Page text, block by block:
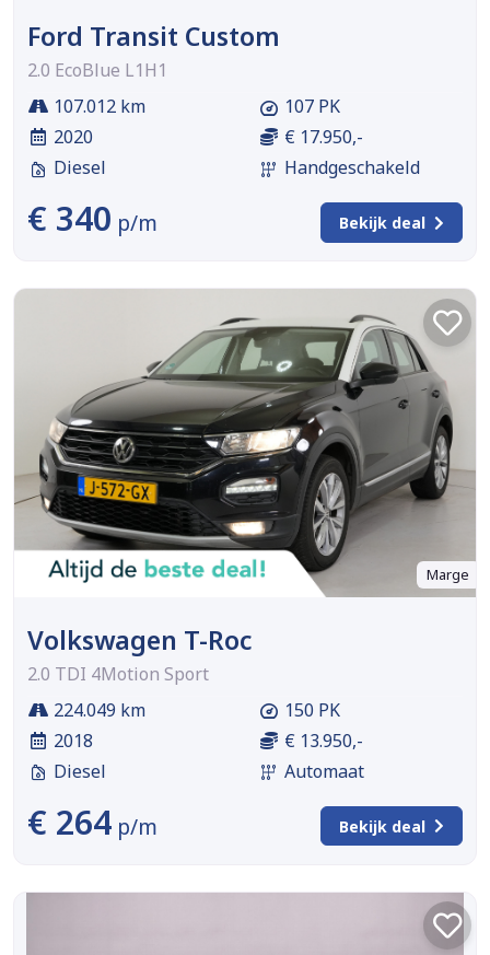
Ford Transit Custom
2.0 EcoBlue L1H1
107.012 km
2020
Diesel
107 PK
€ 17.950,-
Handgeschakeld
€ 340 p/m Bekijk deal
Marge
Volkswagen T-Roc
2.0 TDI 4Motion Sport
224.049 km
2018
Diesel
150 PK
€ 13.950,-
Automaat
€ 264 p/m Bekijk deal